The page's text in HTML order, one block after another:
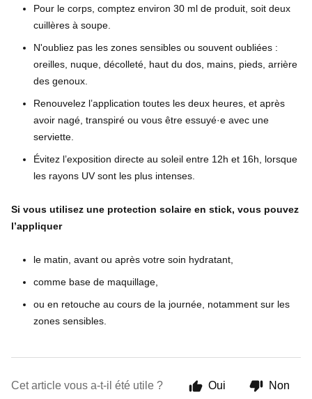
Pour le corps, comptez environ 30 ml de produit, soit deux
cuillères à soupe.
N'oubliez pas les zones sensibles ou souvent oubliées :
oreilles, nuque, décolleté, haut du dos, mains, pieds, arrière
des genoux.
Renouvelez l’application toutes les deux heures, et après
avoir nagé, transpiré ou vous être essuyé·e avec une
serviette.
Évitez l’exposition directe au soleil entre 12h et 16h, lorsque
les rayons UV sont les plus intenses.
Si vous utilisez une protection solaire en stick, vous pouvez
l’appliquer
le matin, avant ou après votre soin hydratant,
comme base de maquillage,
ou en retouche au cours de la journée, notamment sur les
zones sensibles.
Cet article vous a-t-il été utile ? Oui Non